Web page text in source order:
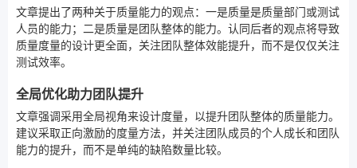
文章提出了两种关于质量能力的观点：一是质量是质量部门或测试
人员的能力；二是质量是团队整体的能力。认同后者的观点将导致
质量度量的设计更全面，关注团队整体效能提升，而不是仅仅关注
测试效率。
全局优化助力团队提升
文章强调采用全局视角来设计度量，以提升团队整体的质量能力。
建议采取正向激励的度量方法，并关注团队成员的个人成长和团队
能力的提升，而不是单纯的缺陷数量比较。